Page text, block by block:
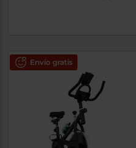
Envío gratis